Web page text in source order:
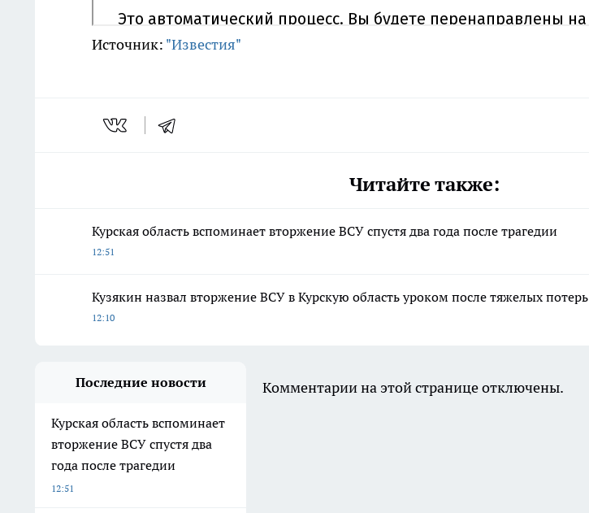
Источник: "Известия"
Читайте также:
Курская область вспоминает вторжение ВСУ спустя два года после трагедии
12:51
Кузякин назвал вторжение ВСУ в Курскую область уроком после тяжелых потерь
12:10
Последние новости
Курская область вспоминает
вторжение ВСУ спустя два
года после трагедии
12:51
Комментарии на этой странице отключены.